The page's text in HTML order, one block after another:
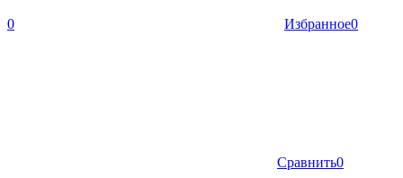
0 Избранное0
Сравнить0